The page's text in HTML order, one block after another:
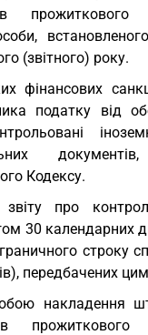
(звітного) року.
фінансових
податку від
Кодексу.
про
30 календарних
строку
передбачених
накладення